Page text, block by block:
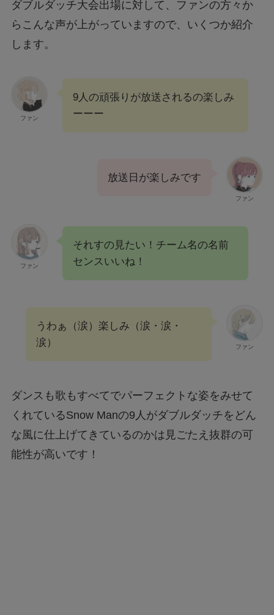
ダブルダッチ大会出場に対して、ファンの方々か
らこんな声が上がっていますので、いくつか紹介
します。
ファン
9人の頑張りが放送されるの楽しみ
ーーー
ファン
放送日が楽しみです
ファン
それすの見たい！チーム名の名前
センスいいね！
ファン
うわぁ（涙）楽しみ（涙・涙・
涙）
ダンスも歌もすべてでパーフェクトな姿をみせて
くれているSnow Manの9人がダブルダッチをどん
な風に仕上げてきているのかは見ごたえ抜群の可
能性が高いです！